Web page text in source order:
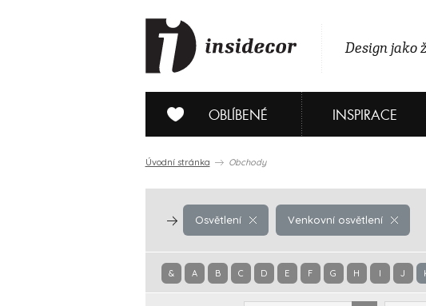
Design jako
OBLÍBENÉ INSPIRACE
Úvodní stránka Obchody
Osvětlení Venkovní osvětlení
& A B C D E F G H I J